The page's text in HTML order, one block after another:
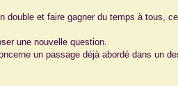
double et faire gagner du temps à tous,
une nouvelle question.
un passage déjà abordé dans un